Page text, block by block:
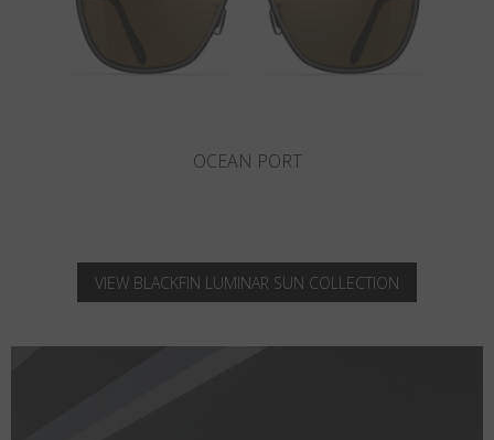
ROCKAWAY
VIEW BLACKFIN LUMINAR SUN COLLECTION